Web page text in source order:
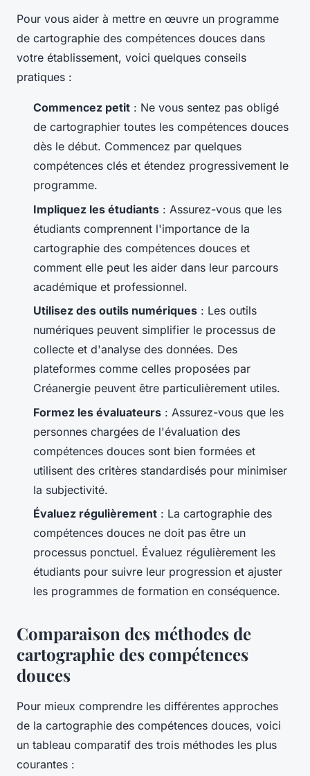
Pour vous aider à mettre en œuvre un programme
de cartographie des compétences douces dans
votre établissement, voici quelques conseils
pratiques :
Commencez petit : Ne vous sentez pas obligé
de cartographier toutes les compétences douces
dès le début. Commencez par quelques
compétences clés et étendez progressivement le
programme.
Impliquez les étudiants : Assurez-vous que les
étudiants comprennent l'importance de la
cartographie des compétences douces et
comment elle peut les aider dans leur parcours
académique et professionnel.
Utilisez des outils numériques : Les outils
numériques peuvent simplifier le processus de
collecte et d'analyse des données. Des
plateformes comme celles proposées par
Créanergie peuvent être particulièrement utiles.
Formez les évaluateurs : Assurez-vous que les
personnes chargées de l'évaluation des
compétences douces sont bien formées et
utilisent des critères standardisés pour minimiser
la subjectivité.
Évaluez régulièrement : La cartographie des
compétences douces ne doit pas être un
processus ponctuel. Évaluez régulièrement les
étudiants pour suivre leur progression et ajuster
les programmes de formation en conséquence.
Comparaison des méthodes de
cartographie des compétences
douces
Pour mieux comprendre les différentes approches
de la cartographie des compétences douces, voici
un tableau comparatif des trois méthodes les plus
courantes :